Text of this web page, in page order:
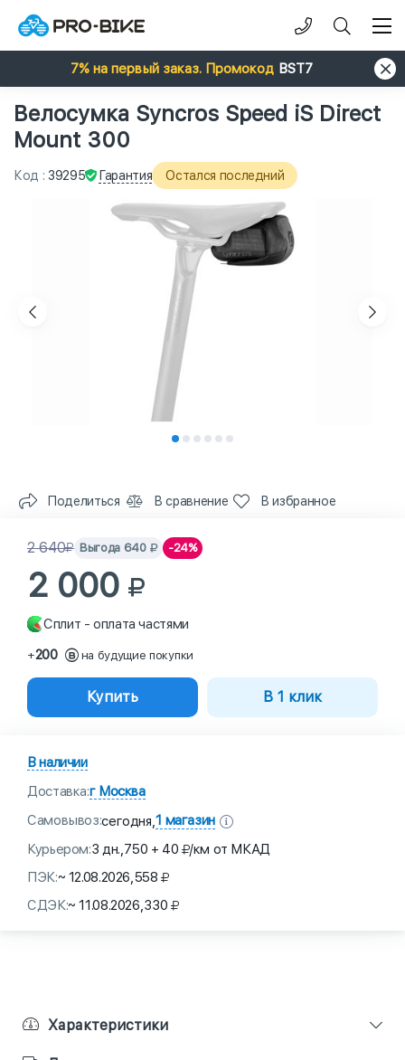
7% на первый заказ. Промокод BST7
Велосумка Syncros Speed iS Direct
Mount 300
Код : 39295 Гарантия Остался последний
Поделиться В сравнение В избранное
2 640 Выгода 640 -24%
2 000
Сплит - оплата частями
+200 на будущие покупки
Купить В 1 клик
В наличии
Доставка:г Москва
Самовывоз:сегодня,1 магазин
Курьером:3 дн.,750 + 40
/км от МКАД
ПЭК:~ 12.08.2026,558
СДЭК:~ 11.08.2026,330
Характеристики